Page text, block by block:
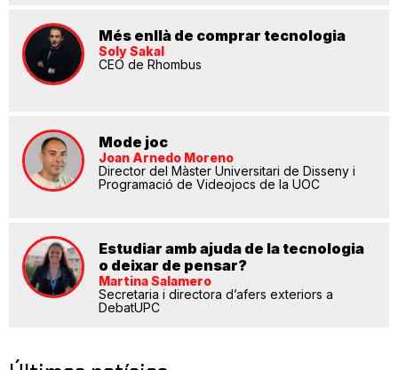
Més enllà de comprar tecnologia
Soly Sakal
CEO de Rhombus
Mode joc
Joan Arnedo Moreno
Director del Màster Universitari de Disseny i
Programació de Videojocs de la UOC
Estudiar amb ajuda de la tecnologia
o deixar de pensar?
Martina Salamero
Secretaria i directora d’afers exteriors a
DebatUPC